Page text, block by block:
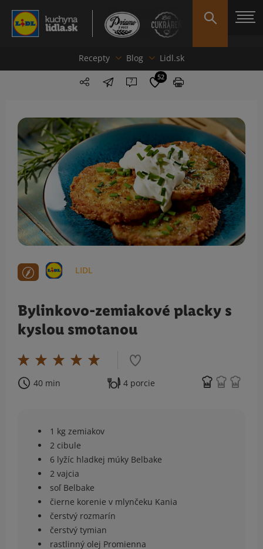
Recepty Blog Lidl.sk
7 52
LIDL
Bylinkovo-zemiakové placky s
kyslou smotanou
40 min 4 porcie
1 kg zemiakov
2 cibule
6 lyžíc hladkej múky Belbake
2 vajcia
soľ Belbake
čierne korenie v mlynčeku Kania
čerstvý rozmarín
čerstvý tymian
rastlinný olej Promienna